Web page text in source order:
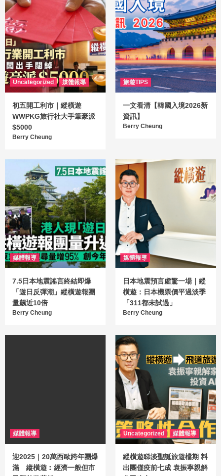
Uncategorized 媒體報導
初五開工利市｜縱橫遊
WWPKG旅行社大手筆豪派
$5000
Berry Cheung
旅遊TIPS
一文看清【韓國入境2026新
資訊】
Berry Cheung
媒體報導
7.5日本地震謠言終結即爆
「遊日反彈潮」縱橫遊報團
量飆近10倍
Berry Cheung
媒體報導
日本地震預言虛驚一場｜縱
橫遊：日本機票價平過淡季
「311都未試過」
Berry Cheung
媒體報導
迎2025｜20萬西歐跨年團爆
滿 縱橫遊︰經濟一般但市
Uncategorized 媒體報導
縱橫遊睇淡聖誕旅遊檔期 料
出團僅疫前七成 袁振寧親解